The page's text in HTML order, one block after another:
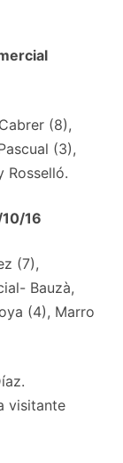
(8),
(3),
Rosselló.
16
(7),
Bauzà,
(4), Marro
visitante